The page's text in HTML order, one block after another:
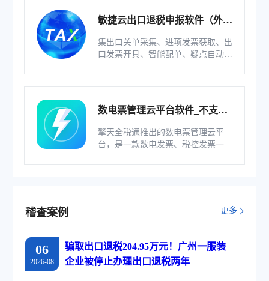
敏捷云出口退税申报软件（外贸
集出口关单采集、进项发票获取、出
口发票开具、智能配单、疑点自动检
数电票管理云平台软件_不支持
擎天全税通推出的数电票管理云平
台，是一款数电发票、税控发票一体
稽查案例 更多
06
2026-08
骗取出口退税204.95万元！广州一服装
企业被停止办理出口退税两年